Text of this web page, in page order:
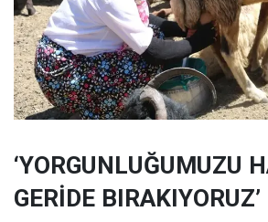
‘YORGUNLUĞUMUZU
GERİDE BIRAKIYORUZ’